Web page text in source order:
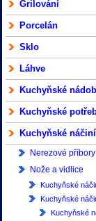
Grilování
Porcelán
Sklo
Láhve
Kuchyňské
Kuchyňské
Kuchyňské náčiní
Nerezové příbory
Nože a vidlice
Kuchyňské
Kuchyňské
Kuchyňské